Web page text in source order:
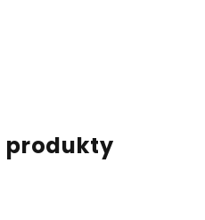
produkty